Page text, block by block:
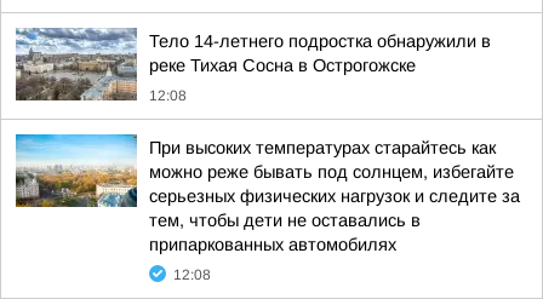
Тело 14-летнего подростка обнаружили в
реке Тихая Сосна в Острогожске
12:08
При высоких температурах старайтесь как
можно реже бывать под солнцем, избегайте
серьезных физических нагрузок и следите за
тем, чтобы дети не оставались в
припаркованных автомобилях
12:08